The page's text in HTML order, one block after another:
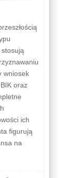
wniosek
oraz
ich
figurują
na